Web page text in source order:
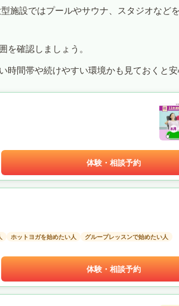
施設ではプールやサウナ、スタジオなど
確認しましょう。
間帯や続けやすい環境かも見ておくと安
体験・相談予約
ホットヨガを始めたい人
グループレッスンで始めたい人
体験・相談予約